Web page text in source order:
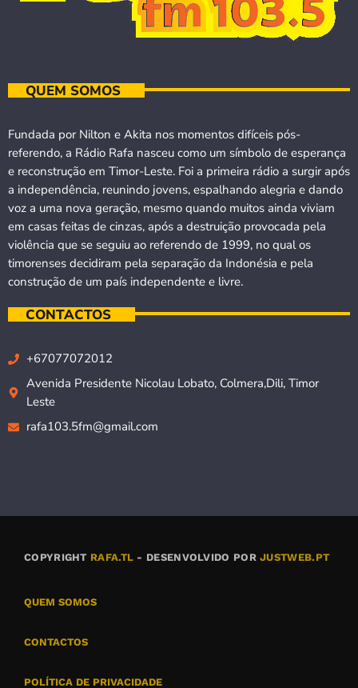
QUEM SOMOS
Fundada por Nilton e Akita nos momentos difíceis pós-
referendo, a Rádio Rafa nasceu como um símbolo de esperança
e reconstrução em Timor-Leste. Foi a primeira rádio a surgir após
a independência, reunindo jovens, espalhando alegria e dando
voz a uma nova geração, mesmo quando muitos ainda viviam
em casas feitas de cinzas, após a destruição provocada pela
violência que se seguiu ao referendo de 1999, no qual os
timorenses decidiram pela separação da Indonésia e pela
construção de um país independente e livre.
CONTACTOS
+67077072012
Avenida Presidente Nicolau Lobato, Colmera,Dili, Timor
Leste
rafa103.5fm@gmail.com
COPYRIGHT RAFA.TL - DESENVOLVIDO PORJUSTWEB.PT
QUEM SOMOS
CONTACTOS
POLÍTICA DE PRIVACIDADE